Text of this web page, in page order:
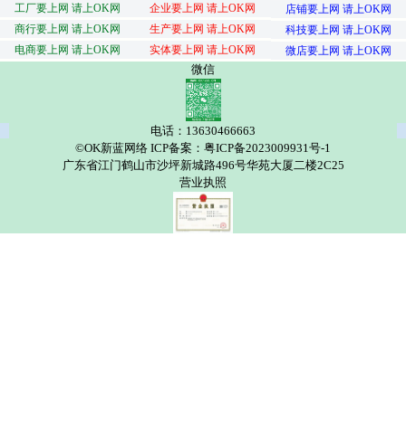
工厂要上网 请上OK网 企业要上网 请上OK网
店铺要上网 请上OK网
商行要上网 请上OK网
生产要上网 请上OK网
科技要上网 请上OK网
电商要上网 请上OK网
实体要上网 请上OK网 微店要上网 请上OK网
微信
电话：13630466663
©OK新蓝网络 ICP备案：粤ICP备2023009931号-1
广东省江门鹤山市沙坪新城路496号华苑大厦二楼2C25
营业执照